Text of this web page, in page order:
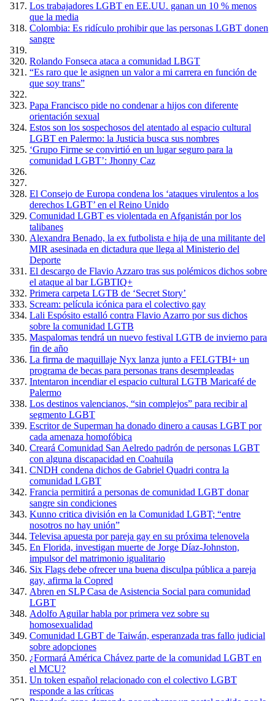
Los trabajadores LGBT en EE.UU. ganan un 10 % menos
que la media
Colombia: Es ridículo prohibir que las personas LGBT donen
sangre
Rolando Fonseca ataca a comunidad LBGT
“Es raro que le asignen un valor a mi carrera en función de
que soy trans”
Papa Francisco pide no condenar a hijos con diferente
orientación sexual
Estos son los sospechosos del atentado al espacio cultural
LGBT en Palermo: la Justicia busca sus nombres
‘Grupo Firme se convirtió en un lugar seguro para la
comunidad LGBT’: Jhonny Caz
El Consejo de Europa condena los ‘ataques virulentos a los
derechos LGBT’ en el Reino Unido
Comunidad LGBT es violentada en Afganistán por los
talibanes
Alexandra Benado, la ex futbolista e hija de una militante del
MIR asesinada en dictadura que llega al Ministerio del
Deporte
El descargo de Flavio Azzaro tras sus polémicos dichos sobre
el ataque al bar LGBTIQ+
Primera carpeta LGTB de ‘Secret Story’
Scream: película icónica para el colectivo gay
Lali Espósito estalló contra Flavio Azarro por sus dichos
sobre la comunidad LGTB
Maspalomas tendrá un nuevo festival LGTB de invierno para
fin de año
La firma de maquillaje Nyx lanza junto a FELGTBI+ un
programa de becas para personas trans desempleadas
Intentaron incendiar el espacio cultural LGTB Maricafé de
Palermo
Los destinos valencianos, “sin complejos” para recibir al
segmento LGBT
Escritor de Superman ha donado dinero a causas LGBT por
cada amenaza homofóbica
Creará Comunidad San Aelredo padrón de personas LGBT
con alguna discapacidad en Coahuila
CNDH condena dichos de Gabriel Quadri contra la
comunidad LGBT
Francia permitirá a personas de comunidad LGBT donar
sangre sin condiciones
Kunno critica división en la Comunidad LGBT; “entre
nosotros no hay unión”
Televisa apuesta por pareja gay en su próxima telenovela
En Florida, investigan muerte de Jorge Díaz-Johnston,
impulsor del matrimonio igualitario
Six Flags debe ofrecer una buena disculpa pública a pareja
gay, afirma la Copred
Abren en SLP Casa de Asistencia Social para comunidad
LGBT
Adolfo Aguilar habla por primera vez sobre su
homosexualidad
Comunidad LGBT de Taiwán, esperanzada tras fallo judicial
sobre adopciones
¿Formará América Chávez parte de la comunidad LGBT en
el MCU?
Un token español relacionado con el colectivo LGBT
responde a las críticas